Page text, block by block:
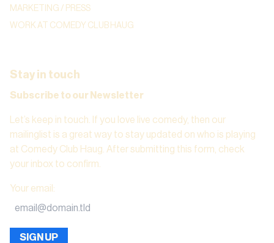
MARKETING / PRESS
WORK AT COMEDY CLUB HAUG
Stay in touch
Subscribe to our Newsletter
Let’s keep in touch. If you love live comedy, then our
mailinglist is a great way to stay updated on who is playing
at Comedy Club Haug. After submitting this form, check
your inbox to confirm.
Your email :
SIGN UP